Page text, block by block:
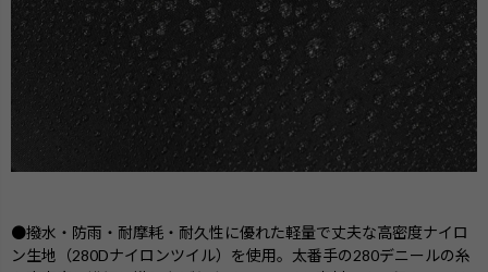
●撥水・防雨・耐摩耗・耐久性に優れた軽量で丈夫な高密度ナイロ
ン生地（280Dナイロンツイル）を使用。太番手の280デニールの糸